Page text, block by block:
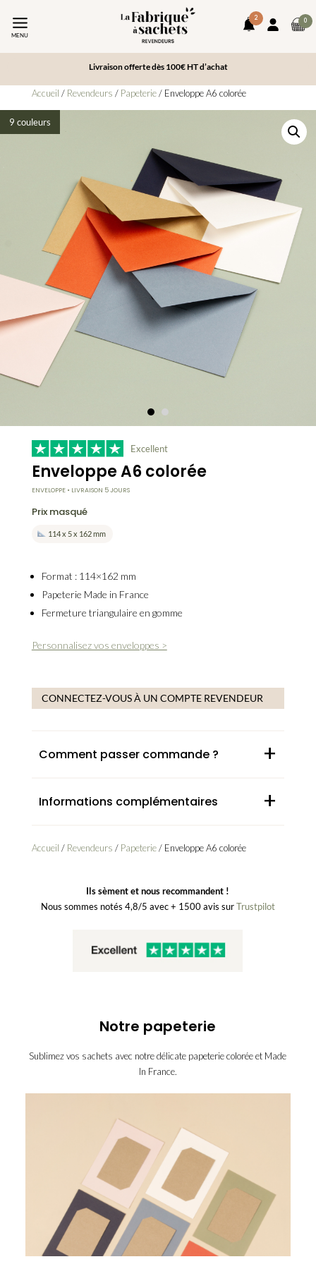
MENU
2
notifications
Mon
0
Livraison offerte dès 100€ HT d’achat
Accueil / Revendeurs / Papeterie/ Enveloppe A6 colorée
9 couleurs
Excellent
Enveloppe A6 colorée
ENVELOPPE • LIVRAISON 5 JOURS
Prix masqué
114 x 5 x 162 mm
Format : 114×162 mm
Papeterie Made in France
Fermeture triangulaire en gomme
Personnalisez vos enveloppes >
CONNECTEZ-VOUS À UN COMPTE REVENDEUR
Comment passer commande ? +
Informations complémentaires +
Accueil / Revendeurs / Papeterie/ Enveloppe A6 colorée
Ils sèment et nous recommandent !
Nous sommes notés 4,8/5 avec + 1500 avis surTrustpilot
Notre papeterie
Sublimez vos sachets avec notre délicate papeterie colorée et Made
In France.
marine
rosepoudre
carte-
terracotta
carte-